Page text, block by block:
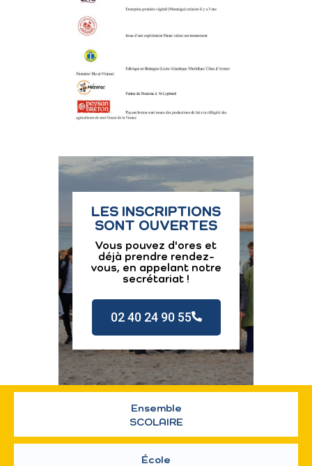
LES INSCRIPTIONS
SONT OUVERTES
Vous pouvez d'ores et
déjà prendre rendez-
vous, en appelant notre
secrétariat !
02 40 24 90 55
Ensemble
SCOLAIRE
École